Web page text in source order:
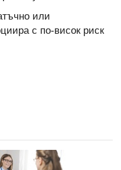
или
с по-висок риск